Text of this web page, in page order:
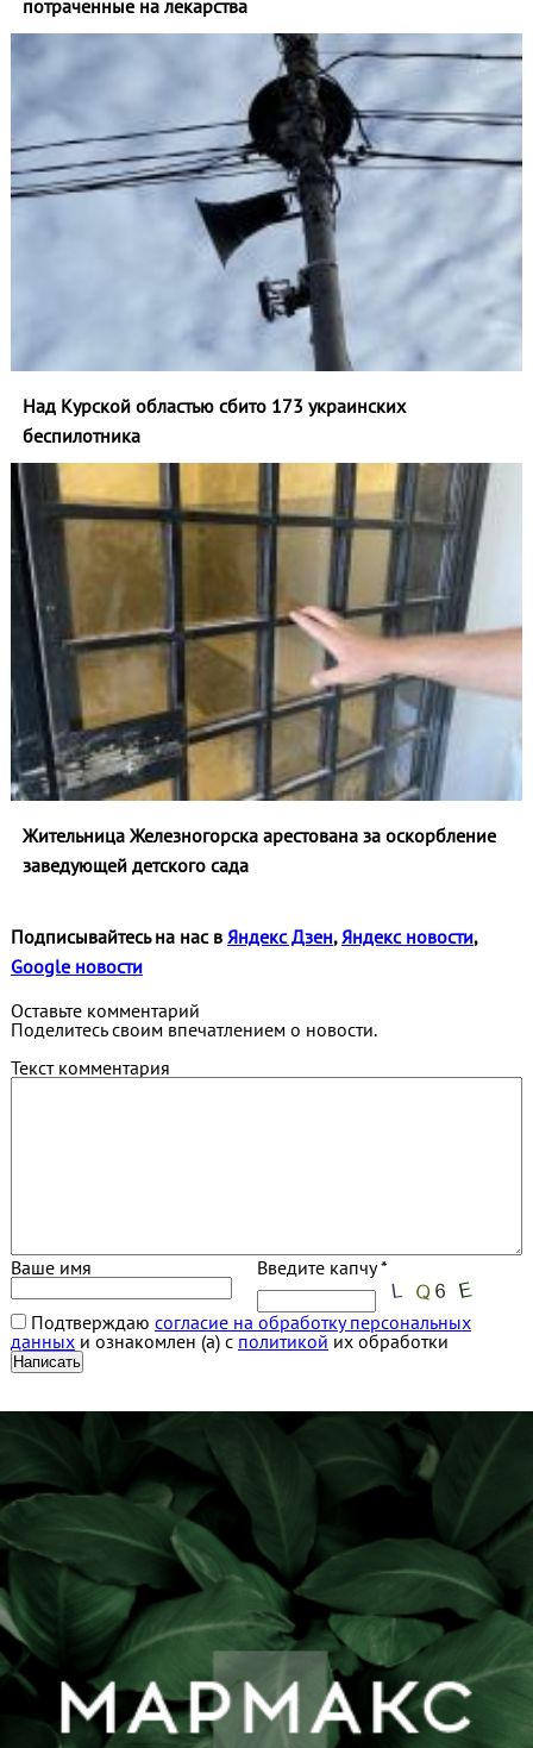
потраченные на лекарства
Над Курской областью сбито 173 украинских
беспилотника
Жительница Железногорска арестована за оскорбление
заведующей детского сада
Подписывайтесь на нас в Яндекс Дзен, Яндекс новости,
Google новости
Оставьте комментарий
Поделитесь своим впечатлением о новости.
Текст комментария
Ваше имя Введите капчу *
Подтверждаю согласие на обработку персональных
данныхи ознакомлен (а) с политикой их обработки